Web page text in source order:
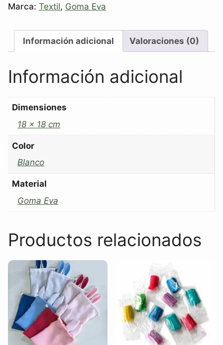
Marca: Textil, Goma Eva
Información adicional Valoraciones (0)
Información adicional
Dimensiones
18 x 18 cm
Color
Blanco
Material
Goma Eva
Productos relacionados